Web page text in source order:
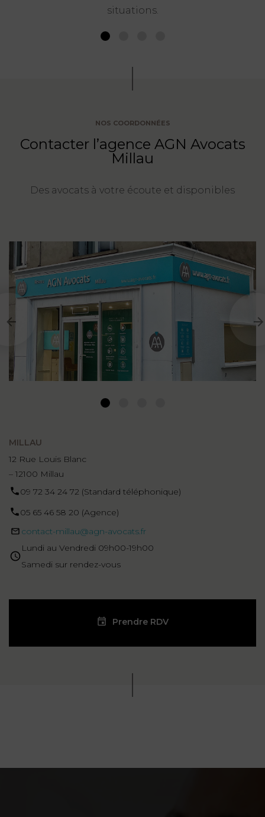
situations.
NOS COORDONNÉES
Contacter l’agence AGN Avocats
Millau
Des avocats à votre écoute et disponibles
MILLAU
12 Rue Louis Blanc
– 12100 Millau
09 72 34 24 72 (Standard téléphonique)
05 65 46 58 20 (Agence)
contact-millau@agn-avocats.fr
Lundi au Vendredi 09h00-19h00
Samedi sur rendez-vous
Prendre RDV